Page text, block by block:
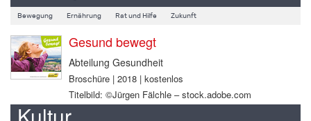
Bewegung Ernährung Rat und Hilfe Zukunft
Gesund bewegt
Abteilung Gesundheit
Broschüre | 2018 | kostenlos
Titelbild: ©Jürgen Fälchle – stock.adobe.com